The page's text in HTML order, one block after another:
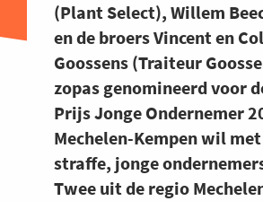
(Plant Select), Willem
en de broers Vincent en
Goossens (Traiteur
zopas genomineerd voor
Prijs Jonge Ondernemer
Mechelen-Kempen wil
straffe, jonge
Twee uit de regio